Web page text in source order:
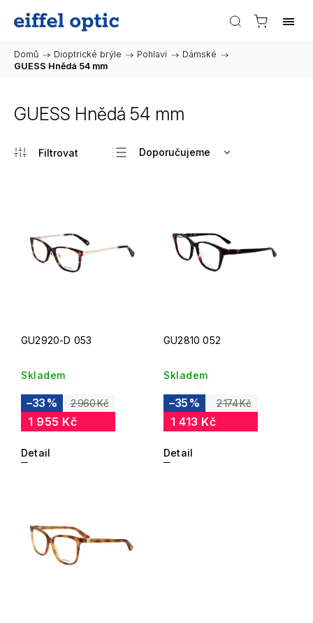
Domů / Dioptrické brýle / Pohlaví / Dámské /
GUESS Hnědá 54 mm
GUESS Hnědá 54 mm
Doporučujeme
Abecedně
GU2920-D 053
Skladem
2 960 Kč
–33 %
1 955 Kč
Detail
GU2810 052
Skladem
2 174 Kč
–35 %
1 413 Kč
Detail